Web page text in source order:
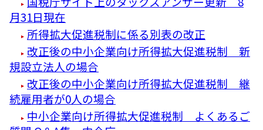
月31日現在
所得拡大促進税制に係る別表の改正
改正後の中小企業向け所得拡大促進税制 新
規設立法人の場合
改正後の中小企業向け所得拡大促進税制 継
続雇用者が0人の場合
中小企業向け所得拡大促進税制 よくあるご